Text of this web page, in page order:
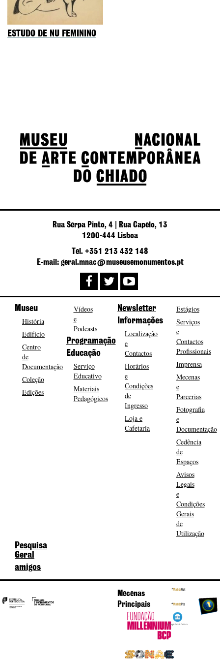
ESTUDO DE NU FEMININO
Rua Serpa Pinto, 4 | Rua Capelo, 13
1200-444 Lisboa
Tel. +351 213 432 148
E-mail: geral.mnac@museusemonumentos.pt
Museu
História
Edifício
Centro
de
Documentação
Coleção
Edições
Vídeos
e
Podcasts
Programação
Educação
Serviço
Educativo
Materiais
Pedagógicos
Newsletter
Informações
Localização
e
Contactos
Horários
e
Condições
de
Ingresso
Loja e
Cafetaria
Estágios
Serviços
e
Contactos
Profissionais
Imprensa
Mecenas
e
Parcerias
Fotografia
e
Documentação
Cedência
de
Espaços
Avisos
Legais
e
Condições
Gerais
de
Utilização
Pesquisa
Geral
amigos
Mecenas
Principais